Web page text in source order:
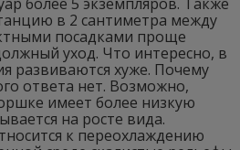
в 2 сантиметра между
посадками проще
уход. Что интересно, в
развиваются хуже. Почему
ответа нет. Возможно,
имеет более низкую
на росте вида.
к переохлаждению